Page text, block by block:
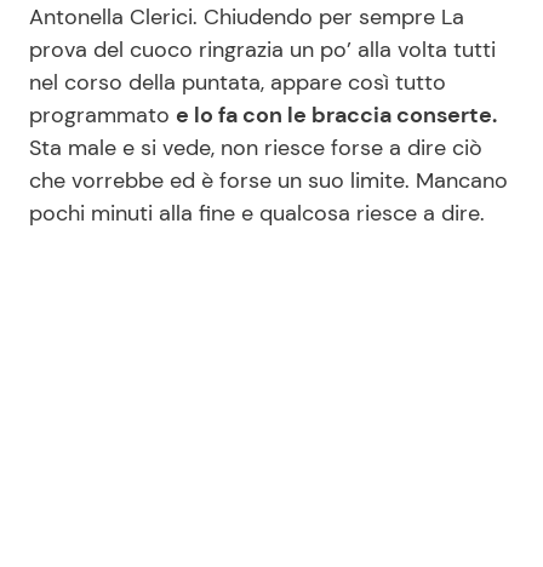
Seguici
Info
Antonella Clerici. Chiudendo per sempre La
prova del cuoco ringrazia un po’ alla volta tutti
nel corso della puntata, appare così tutto
programmato e lo fa con le braccia conserte.
Sta male e si vede, non riesce forse a dire ciò
che vorrebbe ed è forse un suo limite. Mancano
pochi minuti alla fine e qualcosa riesce a dire.